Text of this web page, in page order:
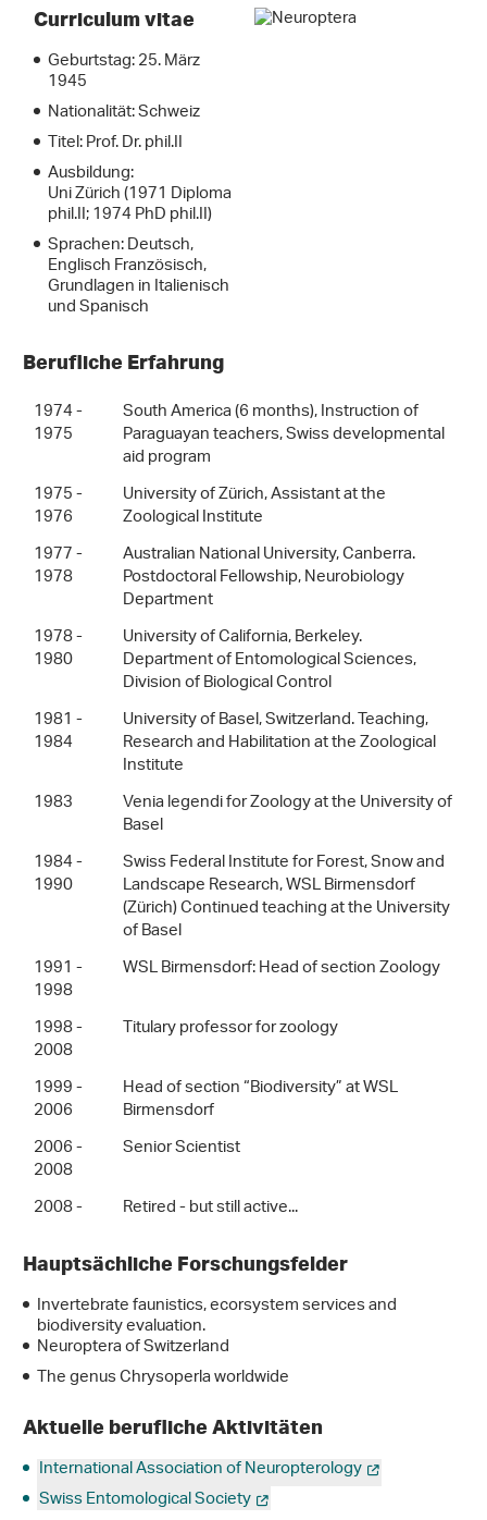
Curriculum vitae
Geburtstag: 25. März
1945
Nationalität: Schweiz
Titel: Prof. Dr. phil.II
Ausbildung:
Uni Zürich (1971 Diploma
phil.II; 1974 PhD phil.II)
Sprachen: Deutsch,
Englisch Französisch,
Grundlagen in Italienisch
und Spanisch
Berufliche Erfahrung
1974 -
1975
South America (6 months), Instruction of
Paraguayan teachers, Swiss developmental
aid program
1975 -
1976
University of Zürich, Assistant at the
Zoological Institute
1977 -
1978
Australian National University, Canberra.
Postdoctoral Fellowship, Neurobiology
Department
1978 -
1980
University of California, Berkeley.
Department of Entomological Sciences,
Division of Biological Control
1981 -
1984
University of Basel, Switzerland. Teaching,
Research and Habilitation at the Zoological
Institute
1983
Venia legendi for Zoology at the University of
Basel
1984 -
1990
Swiss Federal Institute for Forest, Snow and
Landscape Research, WSL Birmensdorf
(Zürich) Continued teaching at the University
of Basel
1991 -
1998
WSL Birmensdorf: Head of section Zoology
1998 -
2008
Titulary professor for zoology
1999 -
2006
Head of section “Biodiversity” at WSL
Birmensdorf
2006 -
2008
Senior Scientist
2008 -
Retired - but still active...
Hauptsächliche Forschungsfelder
Invertebrate faunistics, ecorsystem services and
biodiversity evaluation.
Neuroptera of Switzerland
The genus Chrysoperla worldwide
Aktuelle berufliche Aktivitäten
International Association of Neuropterology
Swiss Entomological Society